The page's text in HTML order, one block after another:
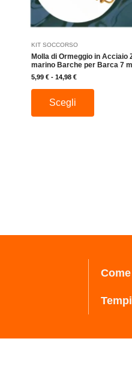
KIT SOCCORSO
Molla di Ormeggio in Acciaio
marino Barche per Barca 7
5,99€ - 14,98€
Scegli
del
prodotto